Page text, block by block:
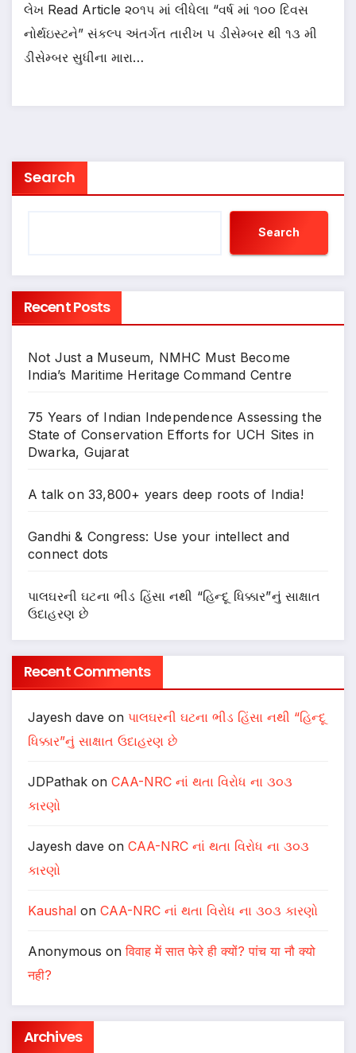
લેખ Read Article ૨૦૧૫ માં લીધેલા “વર્ષ માં ૧૦૦ દિવસ
નોર્થઇસ્ટને” સંકલ્પ અંતર્ગત તારીખ ૫ ડીસેમ્બર થી ૧૩ મી
ડીસેમ્બર સુધીના મારા…
Search
Search
Recent Posts
Not Just a Museum, NMHC Must Become
India’s Maritime Heritage Command Centre
75 Years of Indian Independence Assessing the
State of Conservation Efforts for UCH Sites in
Dwarka, Gujarat
A talk on 33,800+ years deep roots of India!
Gandhi & Congress: Use your intellect and
connect dots
પાલઘરની ઘટના ભીડ હિંસા નથી “હિન્દૂ ધિક્કાર”નું સાક્ષાત
ઉદાહરણ છે
Recent Comments
Jayesh dave on પાલઘરની ઘટના ભીડ હિંસા નથી “હિન્દૂ
ધિક્કાર”નું સાક્ષાત ઉદાહરણ છે
JDPathak on CAA-NRC નાં થતા વિરોધ ના ૩૦૩
કારણો
Jayesh dave on CAA-NRC નાં થતા વિરોધ ના ૩૦૩
કારણો
Kaushal on CAA-NRC નાં થતા વિરોધ ના ૩૦૩ કારણો
Anonymous onविवाह में सात फेरे ही क्यों? पांच या नौ क्यो
नही?
Archives